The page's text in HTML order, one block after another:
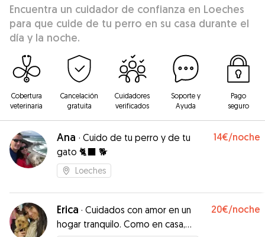
Encuentra un cuidador de confianza en Loeches
para que cuide de tu perro en su casa durante el
día y la noche.
Cobertura
veterinaria
Cancelación
gratuita
Cuidadores
verificados
Soporte y
Ayuda
Pago
seguro
Ana · Cuido de tu perro y de tu
gato 🐈‍⬛ 🐕
14€/noche
Loeches
Erica · Cuidados con amor en un
hogar tranquilo. Como en casa,
20€/noche